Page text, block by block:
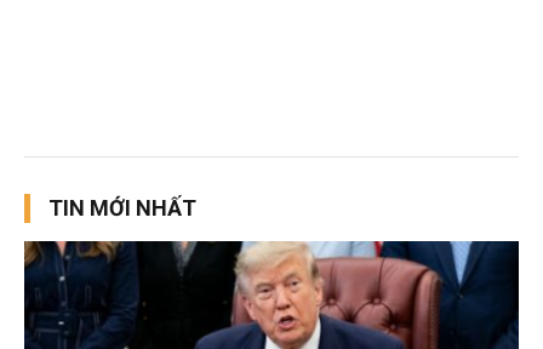
TIN MỚI NHẤT